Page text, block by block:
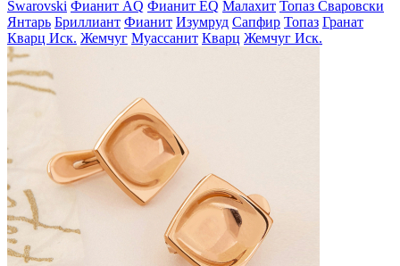
Swarovski Фианит AQ Фианит EQ Малахит Топаз Сваровски
Янтарь Бриллиант Фианит Изумруд Сапфир Топаз Гранат
Кварц Иск. Жемчуг Муассанит Кварц Жемчуг Иск.